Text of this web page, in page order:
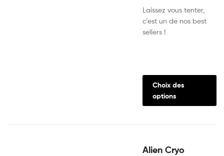
Laissez vous tenter,
c’est un de nos best
sellers !
Choix des
options
Alien Cryo